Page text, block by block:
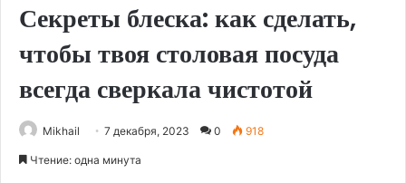
Секреты блеска: как сделать,
чтобы твоя столовая посуда
всегда сверкала чистотой
Mikhail 7 декабря, 2023 0 918
Чтение: одна минута